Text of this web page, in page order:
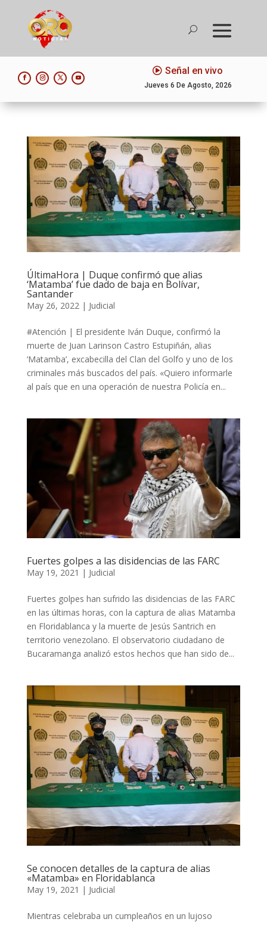
Señal en vivo
Jueves 6 De Agosto, 2026
ÚltimaHora | Duque confirmó que alias
‘Matamba’ fue dado de baja en Bolívar,
Santander
May 26, 2022 | Judicial
#Atención | El presidente Iván Duque, confirmó la
muerte de Juan Larinson Castro Estupiñán, alias
‘Matamba’, excabecilla del Clan del Golfo y uno de los
criminales más buscados del país. «Quiero informarle
al país que en una operación de nuestra Policía en...
Fuertes golpes a las disidencias de las FARC
May 19, 2021 | Judicial
Fuertes golpes han sufrido las disidencias de las FARC
en las últimas horas, con la captura de alias Matamba
en Floridablanca y la muerte de Jesús Santrich en
territorio venezolano. El observatorio ciudadano de
Bucaramanga analizó estos hechos que han sido de...
Se conocen detalles de la captura de alias
«Matamba» en Floridablanca
May 19, 2021 | Judicial
Mientras celebraba un cumpleaños en un lujoso